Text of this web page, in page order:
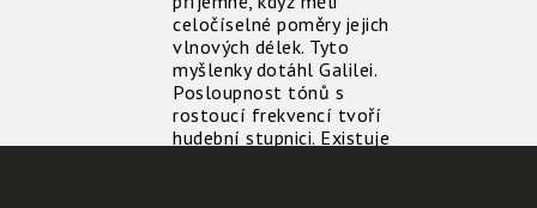
celočíselné poměry jejich
vlnových délek. Tyto
myšlenky dotáhl Galilei.
Posloupnost tónů s
rostoucí frekvencí tvoří
hudební stupnici. Existuje